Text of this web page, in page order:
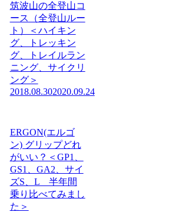
筑波山の全登山コ
ース（全登山ルー
ト）＜ハイキン
グ、トレッキン
グ、トレイルラン
ニング、サイクリ
ング＞
2018.08.302020.09.24
ERGON(エルゴ
ン) グリップどれ
がいい？＜GP1、
GS1、GA2、サイ
ズS、L 半年間
乗り比べてみまし
た＞